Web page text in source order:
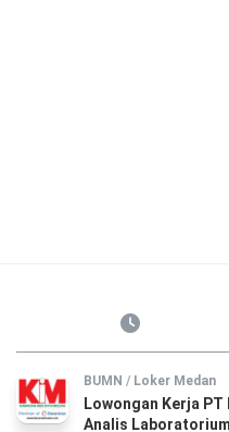
BUMN / Loker Medan
Lowongan Kerja
Analis